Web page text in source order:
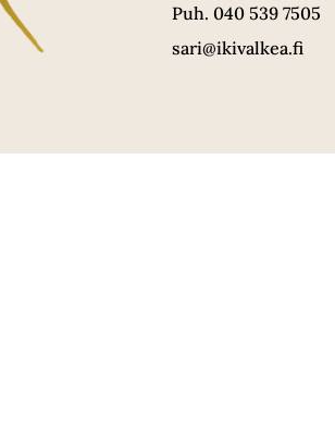
Puh. 040 539 7505
sari@ikivalkea.fi